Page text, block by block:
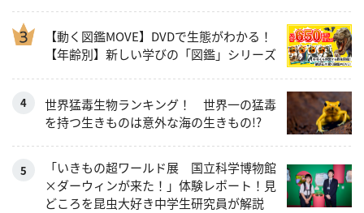
【動く図鑑MOVE】DVDで生態がわかる！
【年齢別】新しい学びの「図鑑」シリーズ
世界猛毒生物ランキング！ 世界一の猛毒
を持つ生きものは意外な海の生きもの!?
「いきもの超ワールド展 国立科学博物館
×ダーウィンが来た！」体験レポート！見
どころを昆虫大好き中学生研究員が解説